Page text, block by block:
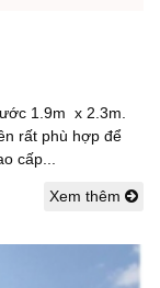
1.9m x 2.3m.
rất phù hợp để
cấp...
Xem thêm